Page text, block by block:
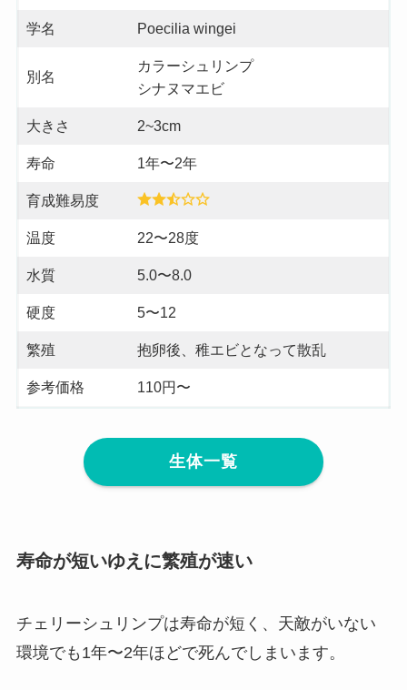
学名 Poecilia wingei
別名
カラーシュリンプ
シナヌマエビ
大きさ 2~3cm
寿命 1年〜2年
育成難易度
温度 22〜28度
水質 5.0〜8.0
硬度 5〜12
繁殖 抱卵後、稚エビとなって散乱
参考価格 110円〜
生体一覧
寿命が短いゆえに繁殖が速い
チェリーシュリンプは寿命が短く、天敵がいない
環境でも1年〜2年ほどで死んでしまいます。